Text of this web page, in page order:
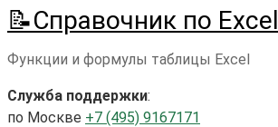
Перейти
к
контенту
📝Справочник по Excel
Функции и формулы таблицы Excel
Служба поддержки:
по Москве +7 (495) 9167171